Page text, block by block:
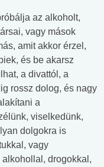
az alkoholt,
vagy mások
amit akkor érzel,
és be akarsz
a divattól, a
rossz dolog, és nagy
a
viselkedünk,
dolgokra is
vagy
drogokkal,